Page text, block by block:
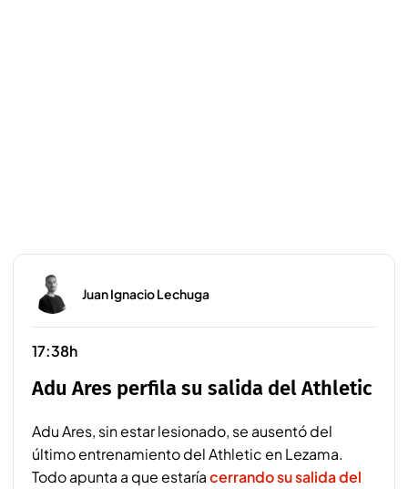
Juan Ignacio Lechuga
17:38h
Adu Ares perfila su salida del Athletic
Adu Ares, sin estar lesionado, se ausentó del
último entrenamiento del Athletic en Lezama.
Todo apunta a que estaríacerrando su salida del